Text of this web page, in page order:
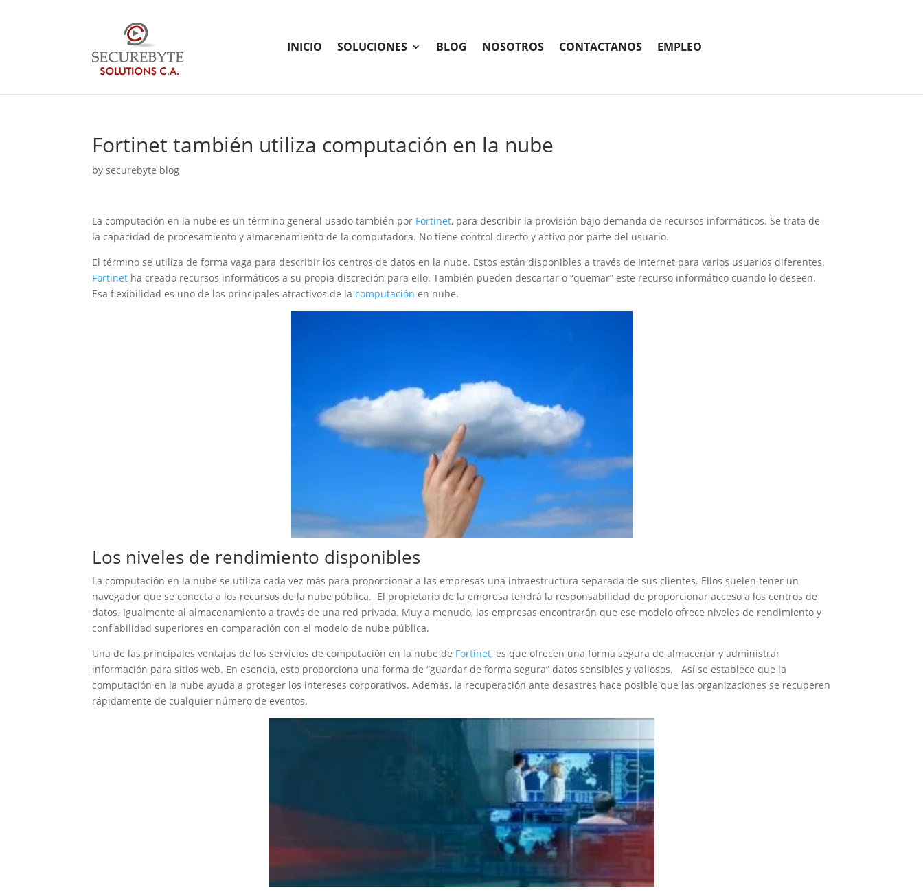
INICIO SOLUCIONES BLOG NOSOTROS CONTACTANOS EMPLEO
Fortinet también utiliza computación en la nube
bysecurebyte blog
La computación en la nube es un término general usado también por Fortinet, para describir la provisión bajo demanda de recursos informáticos. Se trata de
la capacidad de procesamiento y almacenamiento de la computadora. No tiene control directo y activo por parte del usuario.
El término se utiliza de forma vaga para describir los centros de datos en la nube. Estos están disponibles a través de Internet para varios usuarios diferentes.
Fortinet ha creado recursos informáticos a su propia discreción para ello. También pueden descartar o “quemar” este recurso informático cuando lo deseen.
Esa flexibilidad es uno de los principales atractivos de la computación en nube.
Los niveles de rendimiento disponibles
La computación en la nube se utiliza cada vez más para proporcionar a las empresas una infraestructura separada de sus clientes. Ellos suelen tener un
navegador que se conecta a los recursos de la nube pública. El propietario de la empresa tendrá la responsabilidad de proporcionar acceso a los centros de
datos. Igualmente al almacenamiento a través de una red privada. Muy a menudo, las empresas encontrarán que ese modelo ofrece niveles de rendimiento y
confiabilidad superiores en comparación con el modelo de nube pública.
Una de las principales ventajas de los servicios de computación en la nube de Fortinet, es que ofrecen una forma segura de almacenar y administrar
información para sitios web. En esencia, esto proporciona una forma de “guardar de forma segura” datos sensibles y valiosos. Así se establece que la
computación en la nube ayuda a proteger los intereses corporativos. Además, la recuperación ante desastres hace posible que las organizaciones se recuperen
rápidamente de cualquier número de eventos.